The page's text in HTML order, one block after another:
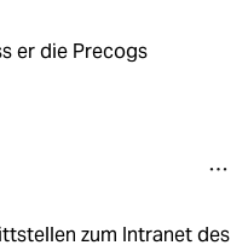
er die Precogs
zum Intranet des